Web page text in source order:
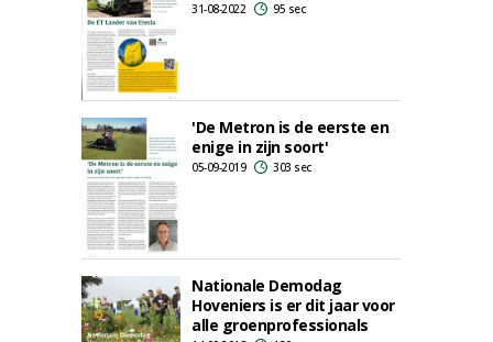
31-08-2022 95 sec
'De Metron is de eerste en
enige in zijn soort'
05-09-2019 303 sec
Nationale Demodag
Hoveniers is er dit jaar voor
alle groenprofessionals